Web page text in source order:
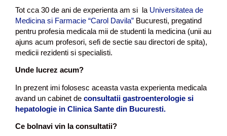
Tot cca 30 de ani de experienta am si la Universitatea de
Medicina si Farmacie “Carol Davila” Bucuresti, pregatind
pentru profesia medicala mii de studenti la medicina (unii au
ajuns acum profesori, sefi de sectie sau directori de spita),
medicii rezidenti si specialisti.
Unde lucrez acum?
In prezent imi folosesc aceasta vasta experienta medicala
avand un cabinet de consultatii gastroenterologie si
hepatologie in Clinica Sante din Bucuresti.
Ce bolnavi vin la consultatii?